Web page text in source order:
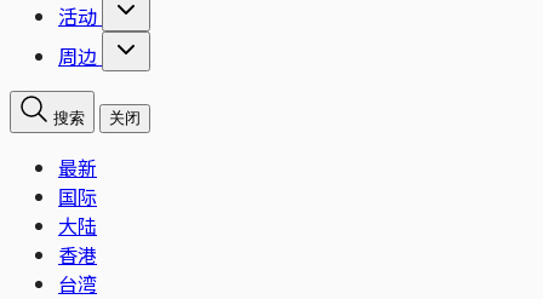
活动
周边
搜索 关闭
最新
国际
大陆
香港
台湾